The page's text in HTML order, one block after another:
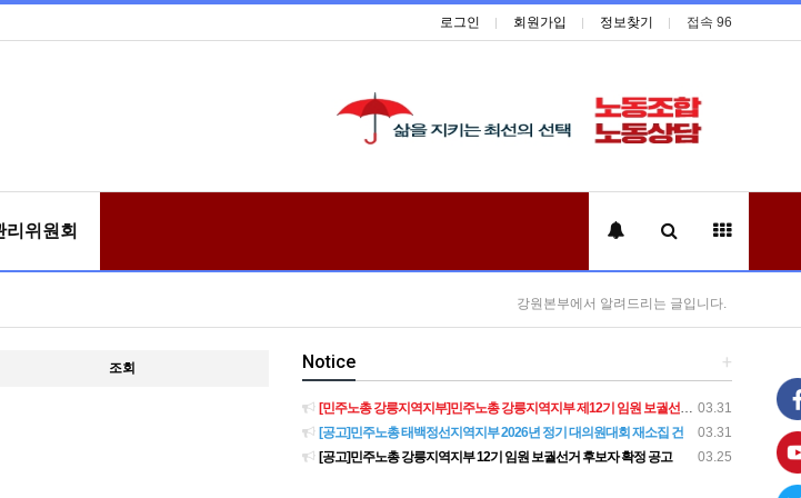
로그인 회원가입 정보찾기 접속 96
리위원회
강원본부에서 알려드리는 글입니다.
조회 +
Notice
03.31
[민주노총 강릉지역지부]민주노총 강릉지역지부 제12기 임원 보궐선거결과 공고
03.31
[공고]민주노총 태백정선지역지부 2026년 정기 대의원대회 재소집 건
03.25
[공고]민주노총 강릉지역지부 12기 임원 보궐선거 후보자 확정 공고